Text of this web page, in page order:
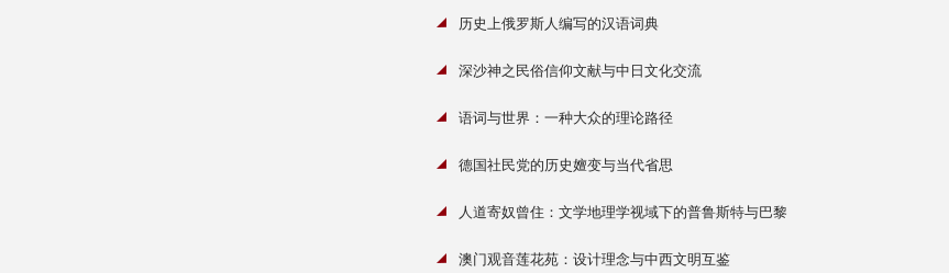
历史上俄罗斯人编写的汉语词典
深沙神之民俗信仰文献与中日文化交流
语词与世界：一种大众的理论路径
德国社民党的历史嬗变与当代省思
人道寄奴曾住：文学地理学视域下的普鲁斯特与巴黎
澳门观音莲花苑：设计理念与中西文明互鉴